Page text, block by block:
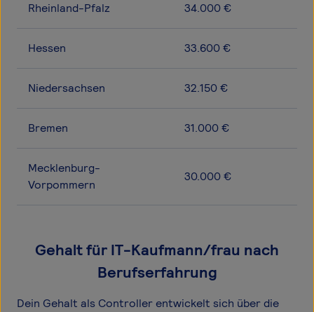
Rheinland-Pfalz 34.000 €
Hessen 33.600 €
Niedersachsen 32.150 €
Bremen 31.000 €
Mecklenburg-
Vorpommern
30.000 €
Gehalt für IT-Kaufmann/frau nach
Berufserfahrung
Dein Gehalt als Controller entwickelt sich über die